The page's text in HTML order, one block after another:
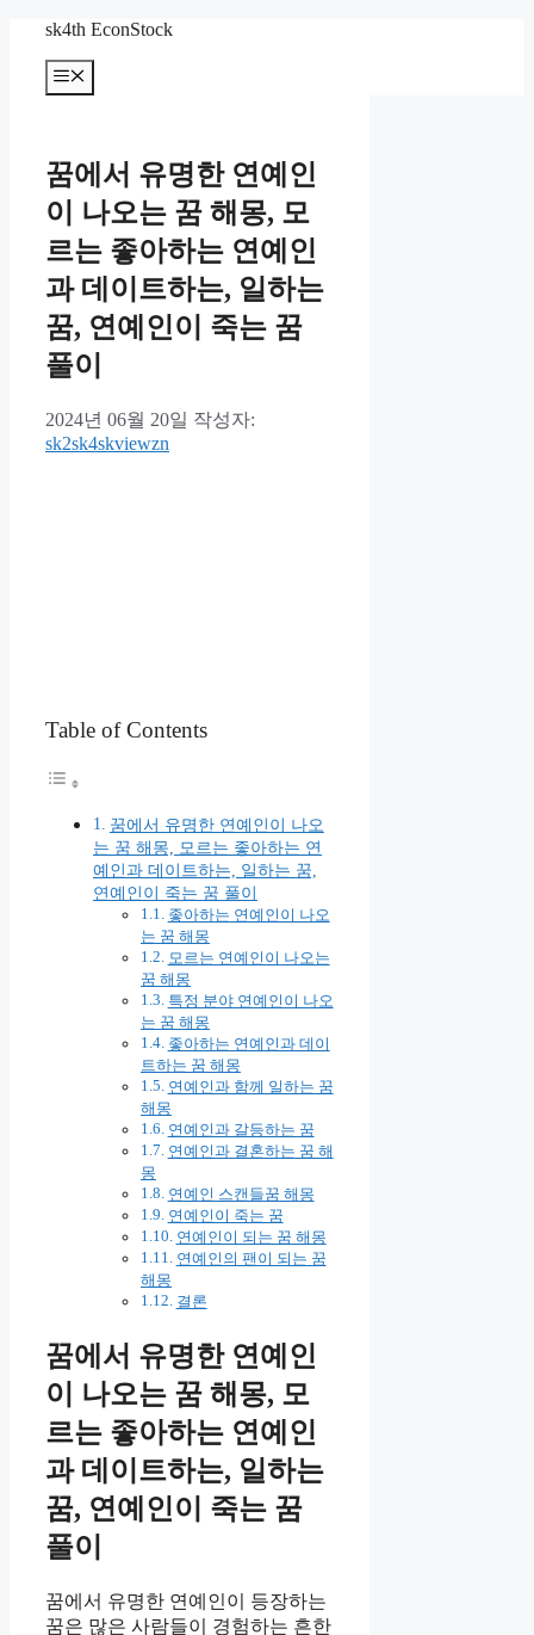
sk4th EconStock
메
뉴
꿈에서 유명한 연예인
이 나오는 꿈 해몽, 모
르는 좋아하는 연예인
과 데이트하는, 일하는
꿈, 연예인이 죽는 꿈
풀이
2024년 06월 20일 작성자:
sk2sk4skviewzn
Table of Contents
꿈에서 유명한 연예인이 나오
는 꿈 해몽, 모르는 좋아하는 연
예인과 데이트하는, 일하는 꿈,
연예인이 죽는 꿈 풀이
좋아하는 연예인이 나오
는 꿈 해몽
모르는 연예인이 나오는
꿈 해몽
특정 분야 연예인이 나오
는 꿈 해몽
좋아하는 연예인과 데이
트하는 꿈 해몽
연예인과 함께 일하는 꿈
해몽
연예인과 갈등하는 꿈
연예인과 결혼하는 꿈 해
몽
연예인 스캔들꿈 해몽
연예인이 죽는 꿈
연예인이 되는 꿈 해몽
연예인의 팬이 되는 꿈
해몽
결론
꿈에서 유명한 연예인
이 나오는 꿈 해몽, 모
르는 좋아하는 연예인
과 데이트하는, 일하는
꿈, 연예인이 죽는 꿈
풀이
꿈에서 유명한 연예인이 등장하는
꿈은 많은 사람들이 경험하는 흔한